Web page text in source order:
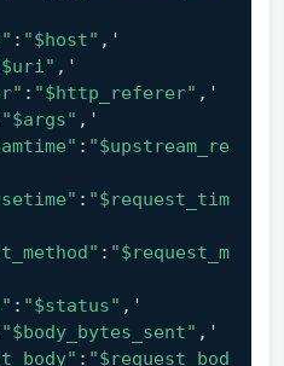
: "$host" ,'
,'
: "$http_referer" ,'
"$args" ,'
: "$upstream_re
: "$request_tim
: "$request_m
: "$status" ,'
"$body_bytes_sent" ,'
: "$request_bod